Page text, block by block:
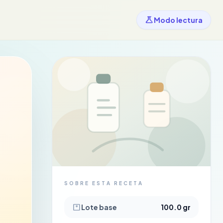
scienceModo lectura
SOBRE ESTA RECETA
monitor_weightLote base 100.0 gr